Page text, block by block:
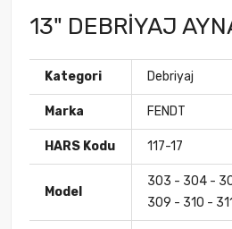
13" DEBRİYAJ
Kategori Debriyaj
Marka FENDT
HARS Kodu 117-17
Model
303 - 304 -
309 - 310 -